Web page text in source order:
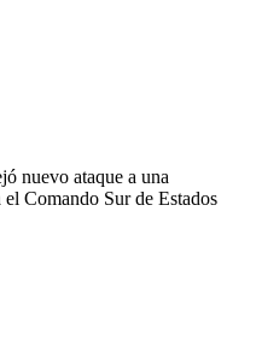
nuevo ataque a una
Comando Sur de Estados